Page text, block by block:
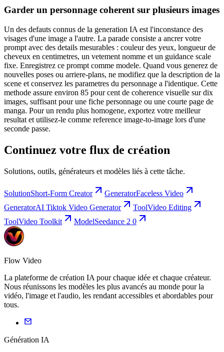
Garder un personnage coherent sur plusieurs images
Un des defauts connus de la generation IA est l'inconstance des
visages d'une image a l'autre. La parade consiste a ancrer votre
prompt avec des details mesurables : couleur des yeux, longueur de
cheveux en centimetres, un vetement nomme et un guidance scale
fixe. Enregistrez ce prompt comme modele. Quand vous generez de
nouvelles poses ou arriere-plans, ne modifiez que la description de la
scene et conservez les parametres du personnage a l'identique. Cette
methode assure environ 85 pour cent de coherence visuelle sur dix
images, suffisant pour une fiche personnage ou une courte page de
manga. Pour un rendu plus homogene, exportez votre meilleur
resultat et utilisez-le comme reference image-to-image lors d'une
seconde passe.
Continuez votre flux de création
Solutions, outils, générateurs et modèles liés à cette tâche.
SolutionShort-Form Creator GeneratorFaceless Video
GeneratorAI Tiktok Video Generator ToolVideo Editing
ToolVideo Toolkit ModelSeedance 2 0
Flow Video
La plateforme de création IA pour chaque idée et chaque créateur.
Nous réunissons les modèles les plus avancés au monde pour la
vidéo, l'image et l'audio, les rendant accessibles et abordables pour
tous.
Génération IA